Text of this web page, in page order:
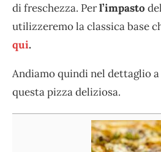
di freschezza. Perl’impasto
utilizzeremo la classica base
qui.
Andiamo quindi nel dettaglio
questa pizza deliziosa.